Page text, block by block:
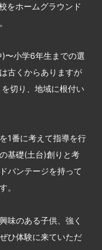
をホームグラウンド
〜小学6年生までの選
古くからありますが
切り、地域に根付い
1番に考えて指導を行
基礎(土台)創りと考
バンテージを持って
。
味のある子供、強く
ひ体験に来ていただ